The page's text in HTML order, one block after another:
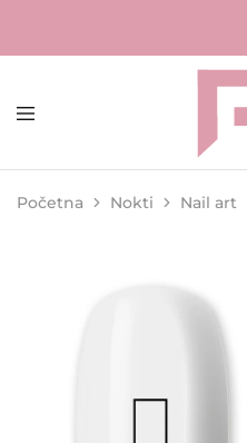
FAME
Profesionalna
za
kozmetičke
Početna Nokti Nail art